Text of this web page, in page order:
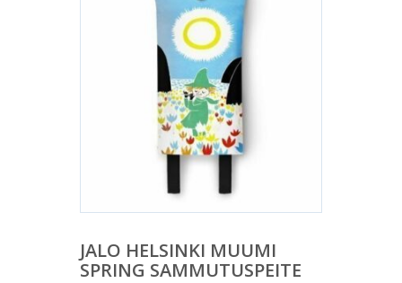
JALO HELSINKI MUUMI
SPRING SAMMUTUSPEITE